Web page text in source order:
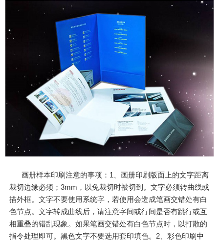
画册样本印刷注意的事项：1、画册印刷版面上的文字距离
裁切边缘必须；3mm，以免裁切时被切到。文字必须转曲线或
描外框。文字不要使用系统字，若使用会造成笔画交错处有白
色节点。文字转成曲线后，请注意字间或行间是否有跳行或互
相重叠的错乱现象。如果笔画交错处有白色节点时，以打散的
指令处理即可。黑色文字不要选用套印填色。2、彩色印刷中